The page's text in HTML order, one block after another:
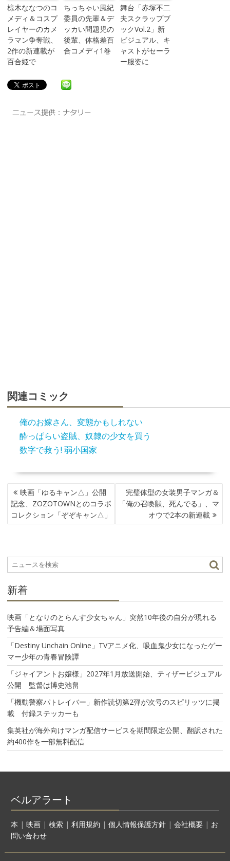
椋木ななつのコ
メディ＆コスプ
レイヤーのカメ
ラマン争奪戦、
2作の新連載が
百合姫で
ちっちゃい風紀
委員の先輩＆デ
ッカい問題児の
後輩、体格差百
合コメディ1巻
舞台「赤塚不二
夫スクラップブ
ックVol.2」新
ビジュアル、キ
ャストがセーラ
ー服姿に
関連コミック
俺のお嫁さん、変態かもしれない
酔っぱらい盗賊、奴隷の少女を買う
数字で救う! 弱小国家
投
稿
ナ
ビ
シ
ョ
映画「ゆるキャン△」公開
記念、ZOZOTOWNとのコラボ
コレクション「ぞぞキャン△」
完璧体型の女装男子マンガ＆
「俺の召喚獣、死んでる」、マ
オウで2本の新連載
新着
映画「となりのとらんす少女ちゃん」突然10年後の自分が現れる
予告編＆場面写真
「Destiny Unchain Online」TVアニメ化、吸血鬼少女になったゲー
マー少年の青春冒険譚
「ジャイアントお嬢様」2027年1月放送開始、ティザービジュアル
公開 監督は博史池畠
「機動警察パトレイバー」新作読切第2弾が次号のスピリッツに掲
載 付録ステッカーも
集英社が海外向けマンガ配信サービスを期間限定公開、翻訳された
約400作を一部無料配信
ベルアラート
本 | 映画| 検索| 利用規約 | 個人情報保護方針| 会社概要| お
問い合わせ